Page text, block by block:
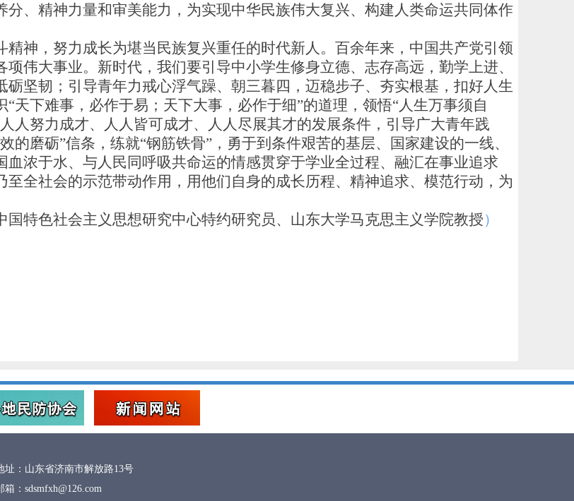
、精神力量和审美能力，为实现中华民族伟大复兴、构建人类命运共同体作
，努力成长为堪当民族复兴重任的时代新人。百余年来，中国共产党引领
伟大事业。新时代，我们要引导中小学生修身立德、志存高远，勤学上进、
坚韧；引导青年力戒心浮气躁、朝三暮四，迈稳步子、夯实根基，扣好人生
天下难事，必作于易；天下大事，必作于细”的道理，领悟“人生万事须自
人努力成才、人人皆可成才、人人尽展其才的发展条件，引导广大青年践
磨砺”信条，练就“钢筋铁骨”，勇于到条件艰苦的基层、国家建设的一线、
浓于水、与人民同呼吸共命运的情感贯穿于学业全过程、融汇在事业追求
全社会的示范带动作用，用他们自身的成长历程、精神追求、模范行动，为
色社会主义思想研究中心特约研究员、山东大学马克思主义学院教授）
址： 山东省济南市解放路13号
箱： sdsmfxh@126.com